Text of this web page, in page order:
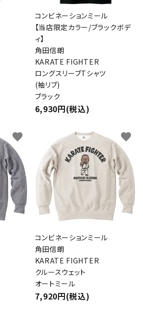
コンビネーションミール
【当店限定カラー/ブラックボデ
ィ】
角田信朗
KARATE FIGHTER
ロングスリーブTシャツ
(袖リブ)
ブラック
6,930円(税込)
favorite
コンビネーションミール
角田信朗
KARATE FIGHTER
クルースウェット
オートミール
7,920円(税込)
favorite